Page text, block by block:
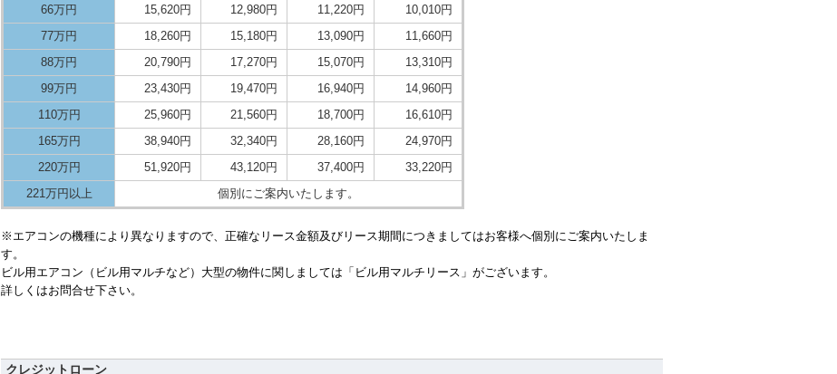
66万円
15,620円 12,980円 11,220円
10,010円
77万円
18,260円 15,180円 13,090円
11,660円
88万円
20,790円 17,270円 15,070円
13,310円
99万円
23,430円 19,470円 16,940円
14,960円
110万円
25,960円 21,560円 18,700円
16,610円
165万円
38,940円 32,340円 28,160円
24,970円
220万円
51,920円 43,120円 37,400円
33,220円
221万円以上
個別にご案内いたします。
※エアコンの機種により異なりますので、正確なリース金額及びリース期間につきましてはお客様へ個別にご案内いたしま
す。
ビル用エアコン（ビル用マルチなど）大型の物件に関しましては「ビル用マルチリース」がございます。
詳しくはお問合せ下さい。
クレジットローン